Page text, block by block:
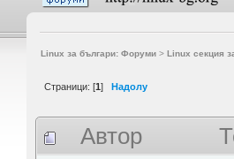
Linux за българи: Форуми> Linux секция
Страници: [1] Надолу
Автор